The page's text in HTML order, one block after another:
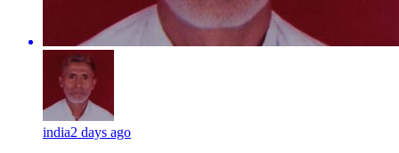
india2 days ago